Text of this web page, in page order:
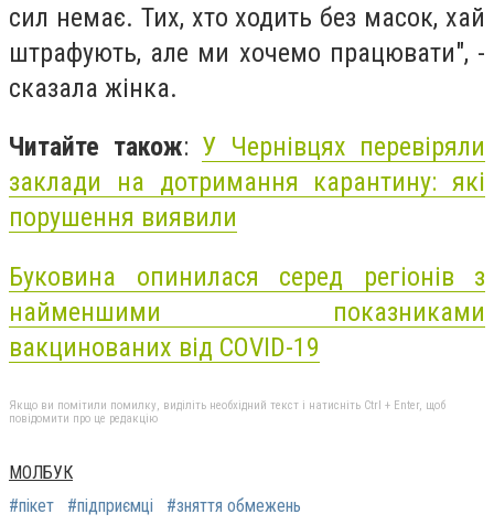
сил немає. Тих, хто ходить без масок, хай
штрафують, але ми хочемо працювати", -
сказала жінка.
Читайте також: У Чернівцях перевіряли
заклади на дотримання карантину: які
порушення виявили
Буковина опинилася серед регіонів з
найменшими показниками
вакцинованих від COVID-19
Якщо ви помітили помилку, виділіть необхідний текст і натисніть Ctrl + Enter, щоб
повідомити про це редакцію
МОЛБУК
#пікет
#підприємці #зняття обмежень